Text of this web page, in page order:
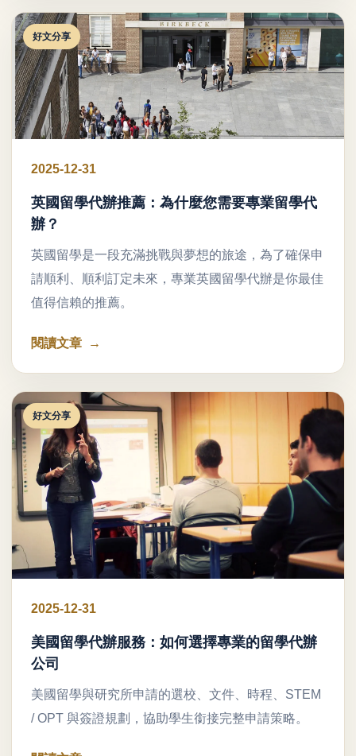
好文分享
2025-12-31
英國留學代辦推薦：為什麼您需要專業留學代
辦？
英國留學是一段充滿挑戰與夢想的旅途，為了確保申
請順利、順利訂定未來，專業英國留學代辦是你最佳
值得信賴的推薦。
閱讀文章
好文分享
2025-12-31
美國留學代辦服務：如何選擇專業的留學代辦
公司
美國留學與研究所申請的選校、文件、時程、STEM
/ OPT 與簽證規劃，協助學生銜接完整申請策略。